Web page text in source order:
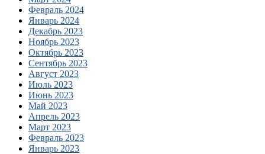
Февраль 2024
Январь 2024
Декабрь 2023
Ноябрь 2023
Октябрь 2023
Сентябрь 2023
Август 2023
Июль 2023
Июнь 2023
Май 2023
Апрель 2023
Март 2023
Февраль 2023
Январь 2023